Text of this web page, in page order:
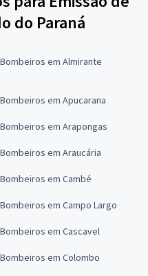
do Paraná
em Almirante
em Apucarana
em Arapongas
em Araucária
em Cambé
em Campo Largo
em Cascavel
em Colombo